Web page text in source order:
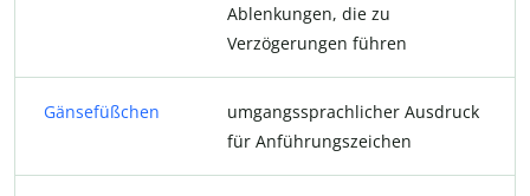
Ablenkungen, die zu
Verzögerungen führen
Gänsefüßchen
umgangssprachlicher Ausdruck
für Anführungszeichen